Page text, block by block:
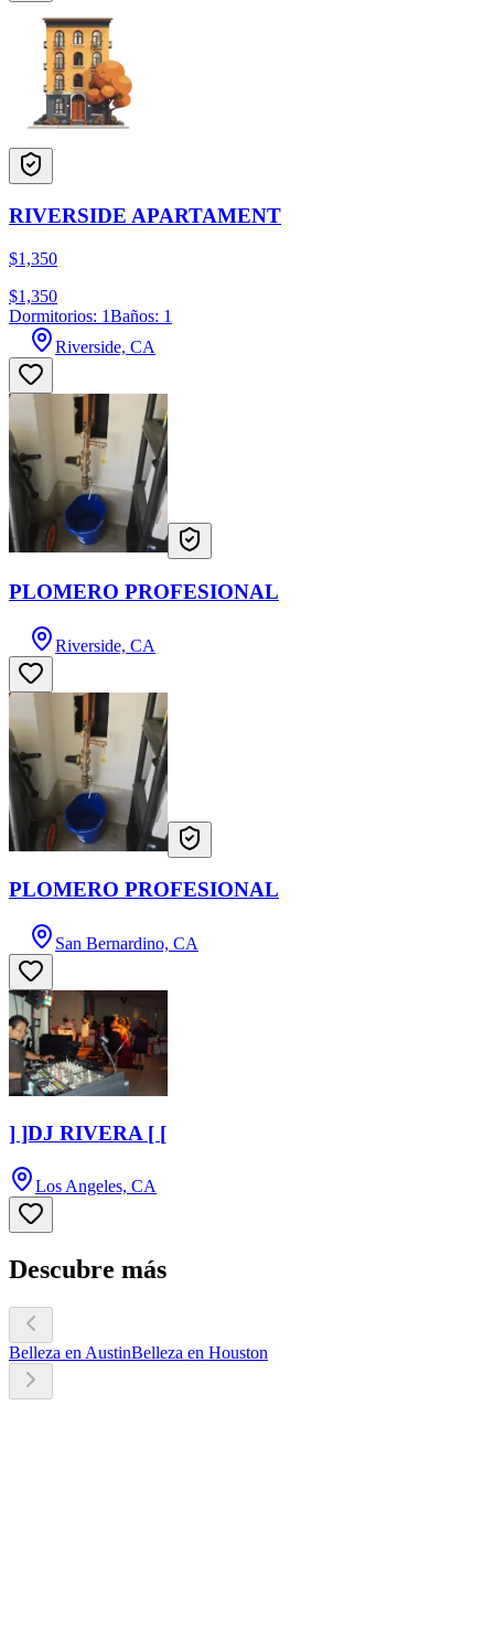
RIVERSIDE APARTAMENT
$1,350
$1,350
Dormitorios: 1Baños: 1
Riverside, CA
PLOMERO PROFESIONAL
Riverside, CA
PLOMERO PROFESIONAL
San Bernardino, CA
] ]DJ RIVERA [ [
Los Angeles, CA
Descubre más
Belleza en AustinBelleza en Houston